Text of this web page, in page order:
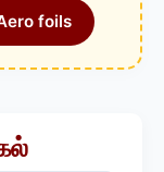
foils